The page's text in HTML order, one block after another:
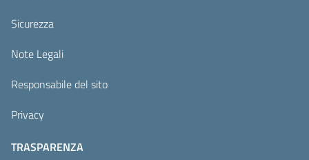
Sicurezza
Note Legali
Responsabile del sito
Privacy
TRASPARENZA